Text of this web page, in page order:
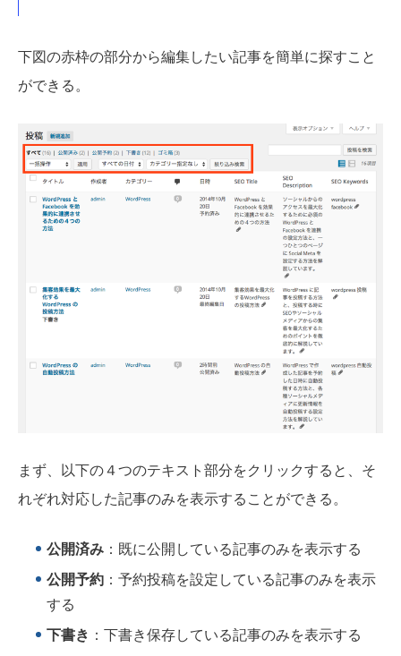
下図の赤枠の部分から編集したい記事を簡単に探すこと
ができる。
まず、以下の４つのテキスト部分をクリックすると、そ
れぞれ対応した記事のみを表示することができる。
公開済み ：既に公開している記事のみを表示する
公開予約 ：予約投稿を設定している記事のみを表示
する
下書き ：下書き保存している記事のみを表示する